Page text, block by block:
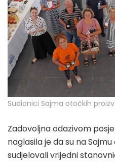
Sudionici Sajma otočkih
Zadovoljna odazivom
naglasila je da su na
sudjelovali vrijedni